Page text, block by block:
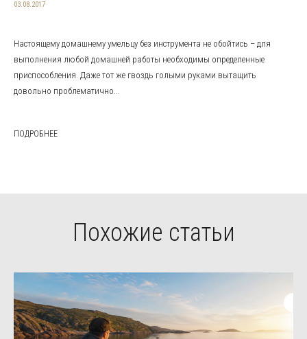
03.08.2017
Настоящему домашнему умельцу без инструмента не обойтись – для
выполнения любой домашней работы необходимы определенные
приспособления. Даже тот же гвоздь голыми руками вытащить
довольно проблематично...
ПОДРОБНЕЕ
Похожие статьи